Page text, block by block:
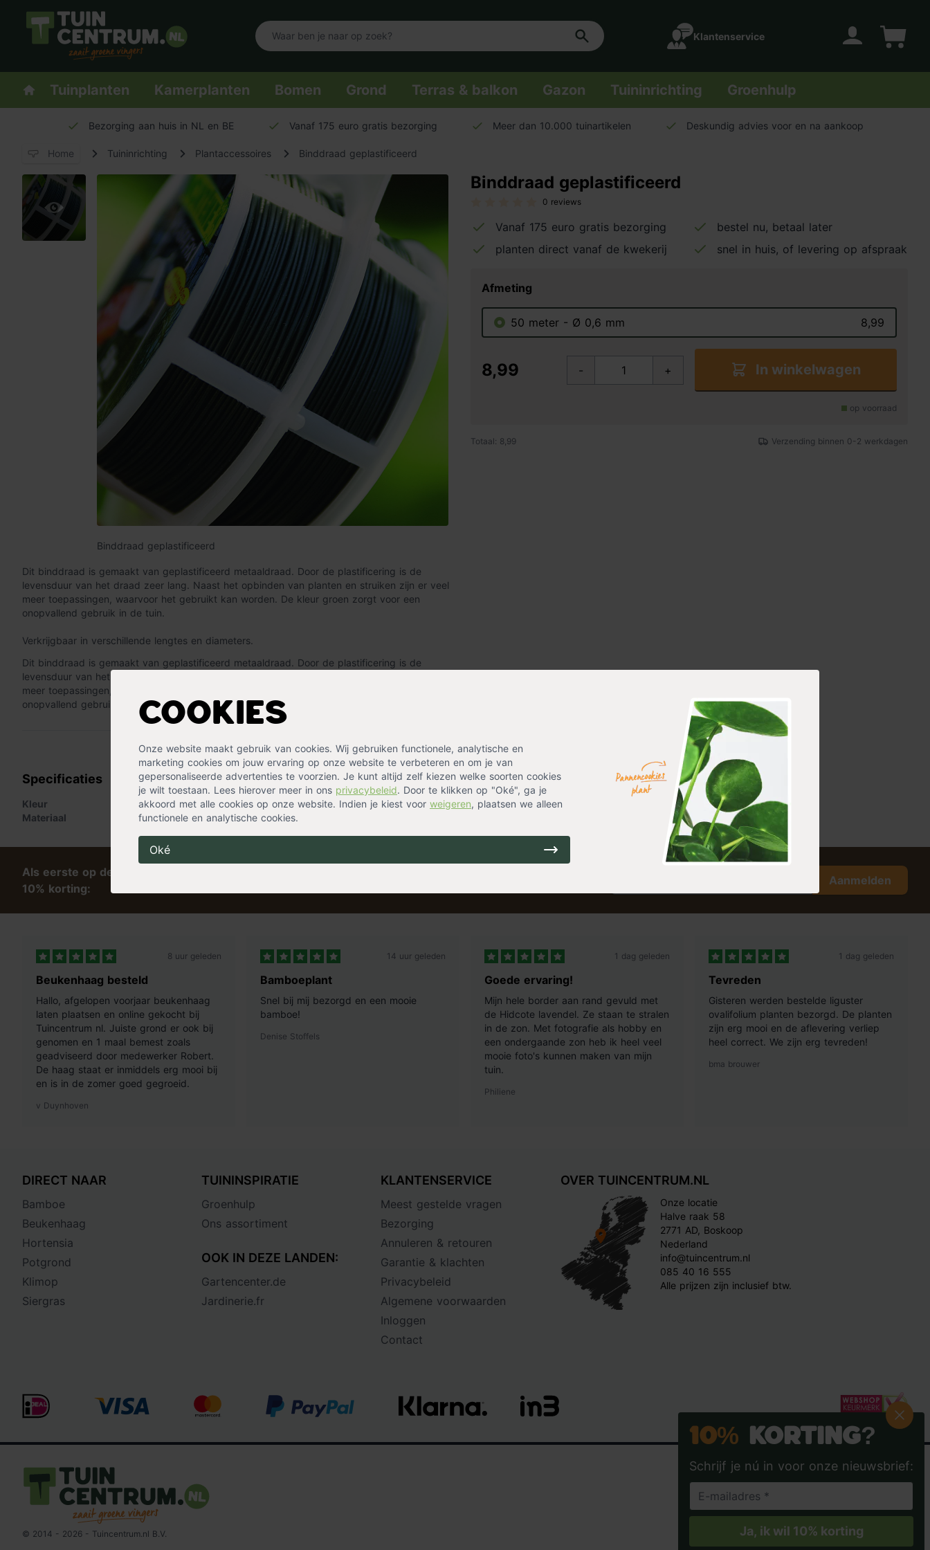
Logo Tuincentrum.nl
Klantenservice
Homepage
Tuinplanten Kamerplanten Bomen Grond Terras & balkon Gazon Tuininrichting Groenhulp
Cookies
Onze website maakt gebruik van cookies. Wij gebruiken functionele, analytische en
marketing cookies om jouw ervaring op onze website te verbeteren en om je van
gepersonaliseerde advertenties te voorzien. Je kunt altijd zelf kiezen welke soorten cookies
je wilt toestaan. Lees hierover meer in ons privacybeleid. Door te klikken op "Oké", ga je
akkoord met alle cookies op onze website. Indien je kiest voor weigeren, plaatsen we alleen
functionele en analytische cookies.
Oké
Bezorging aan huis in NL en BE Vanaf 175 euro gratis bezorging Meer dan 10.000 tuinartikelen Deskundig advies voor en na aankoop
Home Tuininrichting Plantaccessoires Binddraad geplastificeerd
Binddraad geplastificeerd
Binddraad geplastificeerd
0 reviews
Vanaf 175 euro gratis bezorging
bestel nu, betaal later
planten direct vanaf de kwekerij
snel in huis, of levering op afspraak
Afmeting
50 meter - Ø 0,6 mm 8,99
8,99 - + In winkelwagen
op voorraad
Totaal: 8,99 Verzending binnen 0-2 werkdagen
Dit binddraad is gemaakt van geplastificeerd metaaldraad. Door de plastificering is de
levensduur van het draad zeer lang. Naast het opbinden van planten en struiken zijn er veel
meer toepassingen, waarvoor het gebruikt kan worden. De kleur groen zorgt voor een
onopvallend gebruik in de tuin.
Verkrijgbaar in verschillende lengtes en diameters.
« Lees minder
Dit binddraad is gemaakt van geplastificeerd metaaldraad. Door de plastificering is de
levensduur van het draad zeer lang. Naast het opbinden van planten en struiken zijn er veel
meer toepassingen, waarvoor het gebruikt kan worden. De kleur groen zorgt voor een
onopvallend gebruik in de tuin.
Specificaties
Kleur
Groen
Materiaal
Metaal ,Plastic
Als eerste op de hoogte van tips en exclusieve korting? Laat je emailadres achter en ontvang eenmalig
10% korting:
Aanmelden
8 uur geleden
Beukenhaag besteld
Hallo, afgelopen voorjaar beukenhaag
laten plaatsen en online gekocht bij
Tuincentrum nl. Juiste grond er ook bij
genomen en 1 maal bemest zoals
geadviseerd door medewerker Robert.
De haag staat er inmiddels erg mooi bij
en is in de zomer goed gegroeid.
v Duynhoven
14 uur geleden
Bamboeplant
Snel bij mij bezorgd en een mooie
bamboe!
Denise Stoffels
1 dag geleden
Goede ervaring!
Mijn hele border aan rand gevuld met
de Hidcote lavendel. Ze staan te stralen
in de zon. Met fotografie als hobby en
een ondergaande zon heb ik heel veel
mooie foto's kunnen maken van mijn
tuin.
Philiene
1 dag geleden
Tevreden
Gisteren werden bestelde liguster
ovalifolium planten bezorgd. De planten
zijn erg mooi en de aflevering verliep
heel correct. We zijn erg tevreden!
bma brouwer
DIRECT NAAR
Bamboe
Beukenhaag
Hortensia
Potgrond
Klimop
Siergras
TUININSPIRATIE
Groenhulp
Ons assortiment
OOK IN DEZE LANDEN:
Gartencenter.de
Jardinerie.fr
KLANTENSERVICE
Meest gestelde vragen
Bezorging
Annuleren & retouren
Garantie & klachten
Privacybeleid
Algemene voorwaarden
Inloggen
Contact
OVER TUINCENTRUM.NL
Onze locatie
Halve raak 58
2771 AD, Boskoop
Nederland
info@tuincentrum.nl
085 40 16 555
Alle prijzen zijn inclusief btw.
Logo Tuincentrum.nl
© 2014 - 2026 - Tuincentrum.nl B.V.
Tuincentrum.nl op Facebook
Tuincentrum.nl op
Tuincentrum.nl
10% Korting?
Schrijf je nú in voor onze nieuwsbrief:
Ja, ik wil 10% korting